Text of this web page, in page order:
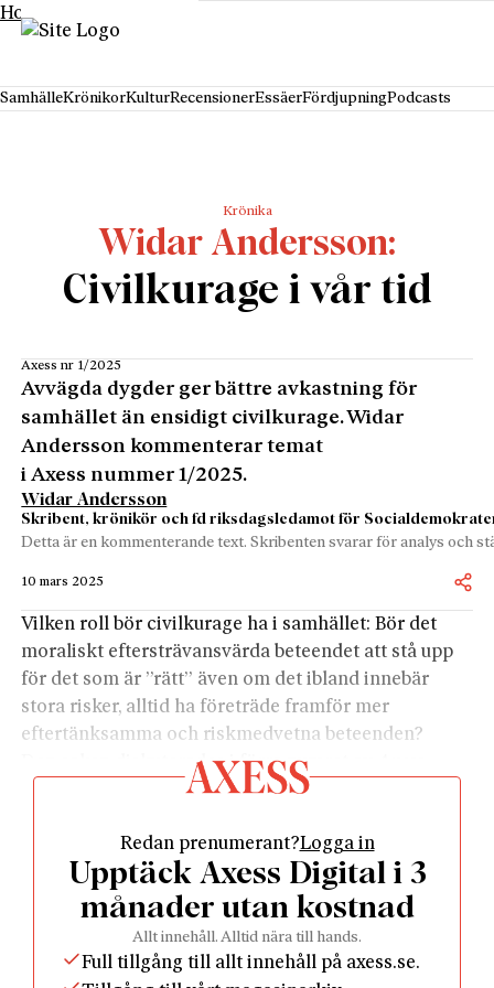
Hoppa till innehåll
SamhälleKrönikorKulturRecensionerEssäerFördjupningPodcasts
Krönika
Widar Andersson
Civilkurage i vår tid
Axess nr 1/2025
Avvägda dygder ger bättre avkastning för
samhället än ensidigt civilkurage. Widar
Andersson kommenterar temat
i Axess nummer 1/2025.
Widar Andersson
Skribent, krönikör och fd riksdagsledamot för
Detta är en kommenterande text. Skribenten svarar för analys och
10 mars 2025
Vilken roll bör civilkurage ha i samhället: Bör det
moraliskt eftersträvansvärda beteendet att stå upp
för det som är ”rätt” även om det ibland innebär
stora risker, alltid ha företräde framför mer
eftertänksamma och riskmedvetna beteenden?
Den saken diskuterades i förra numret av
Dilemmat vinklades ur flera lärorika perspektiv;
politiske redaktör Adam ­Cwejman drog en
lans för att civilkuraget behöver lite extra stöttning i
rättsstaten. Vid nyåret började lagar gälla som gör
det möjligt för vittnen att vid speciella tillfällen vara
anonyma. Cwejman citerade Lagrådet som ogillade
lagförslaget utifrån argumentet att ”parterna i en
Redan prenumerant?Logga in
Upptäck Axess Digital i 3
månader utan kostnad
Allt innehåll. Alltid nära till hands.
Full tillgång till allt innehåll på axess.se.